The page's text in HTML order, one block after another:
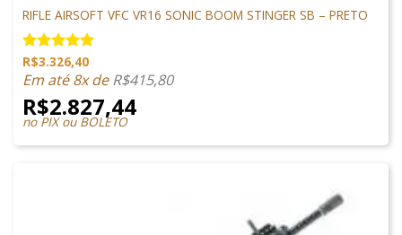
RIFLE AIRSOFT VFC VR16 SONIC BOOM STINGER SB – PRETO
Avaliação
5.00 de 5
R$3.326,40
Em até 8x deR$415,80
R$2.827,44
no PIX ou BOLETO